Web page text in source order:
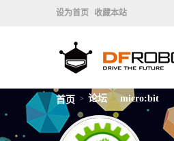
设为首页 收藏本站
首页 > 论坛 > micro:bit